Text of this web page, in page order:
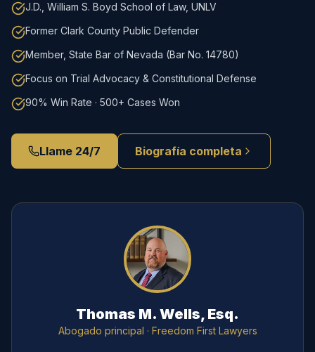
J.D., William S. Boyd School of Law, UNLV
Former Clark County Public Defender
Member, State Bar of Nevada (Bar No. 14780)
Focus on Trial Advocacy & Constitutional Defense
90% Win Rate · 500+ Cases Won
Llame 24/7 Biografía completa
Thomas M. Wells, Esq.
Abogado principal · Freedom First Lawyers